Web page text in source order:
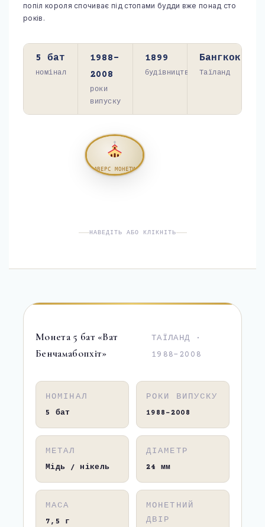
ЧЕХІЯ
ГРУЗІЯ
ІЗРАЇЛЬ
КАМБОДЖА
ОБ’ЄДНАНІ АРАБСЬКІ ЕМІРАТИ
ПІВНІЧНА АМЕРИКА
США
КАНАДА
БРАЗИЛІЯ
WILD AMERICA: 63 ПАРКИ СВОБОДИ
попіл короля спочиває під стопами будди вже понад сто
років.
5 бат
номінал
1988–
2008
роки
випуску
1899
будівництво
Бангкок
Таїланд
АВЕРС МОНЕТИ
РЕВЕРС МОНЕТИ
НАВЕДІТЬ АБО КЛІКНІТЬ
Монета 5 бат «Ват
Бенчамабопхіт»
ТАЇЛАНД ·
1988–2008
НОМІНАЛ
5 бат
РОКИ ВИПУСКУ
1988–2008
МЕТАЛ
Мідь / нікель
ДІАМЕТР
24 мм
МАСА
7,5 г
МОНЕТНИЙ
ДВІР